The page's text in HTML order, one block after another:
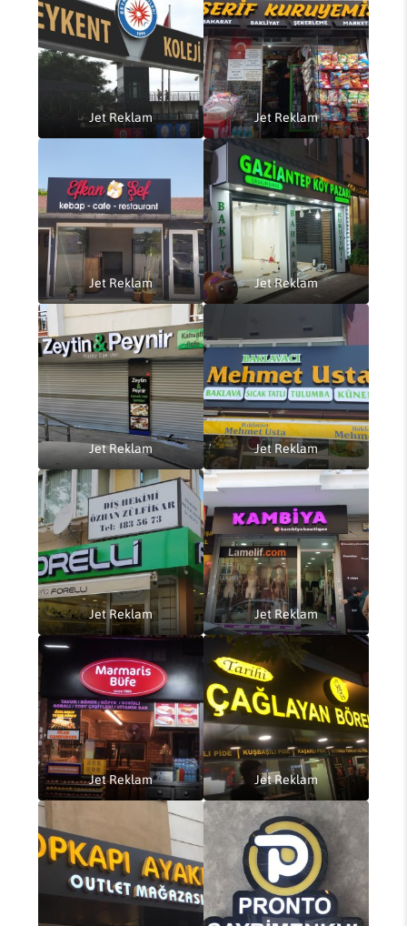
Jet Reklam Jet Reklam
Jet Reklam Jet Reklam
Jet Reklam Jet Reklam
Jet Reklam Jet Reklam
Jet Reklam Jet Reklam